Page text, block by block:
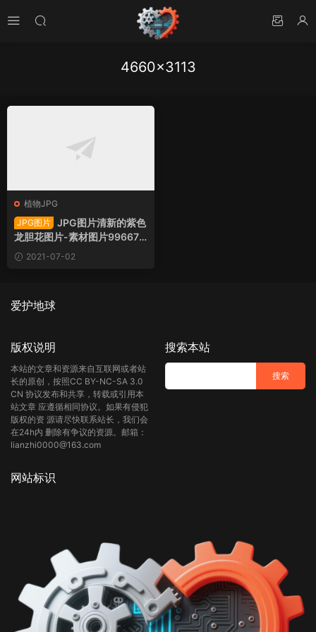
4660×3113
植物JPG
JPG图片 JPG图片清新的紫色
龙胆花图片-素材图片996673
下载2021-07-02
爱护地球
版权说明
本站的文章和资源来自互联网或者站
长的原创，按照CC BY-NC-SA 3.0
CN 协议发布和共享，转载或引用本
站文章 应遵循相同协议。如果有侵犯
版权的资 源请尽快联系站长，我们会
在24h内 删除有争议的资源。邮箱：
lianzhi0000@163.com
搜索本站
网站标识